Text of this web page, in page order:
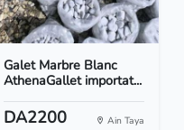
Galet Marbre Blanc
AthenaGallet importat...
DA2200 Ain Taya